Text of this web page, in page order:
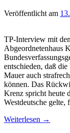
Veröffentlicht am
TP-Interview mit
Abgeordnetenhaus
entschieden, daß
Mauer auch
können. Das
Krenz spricht heute
Westdeutsche
Weiterlesen →